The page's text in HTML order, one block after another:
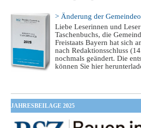
> Änderung der
Liebe Leserinnen und
Taschenbuchs, die
Freistaats Bayern hat sich
nach Redaktionsschluss
nochmals geändert. Die
können Sie hier
JAHRESBEILAGE 2025